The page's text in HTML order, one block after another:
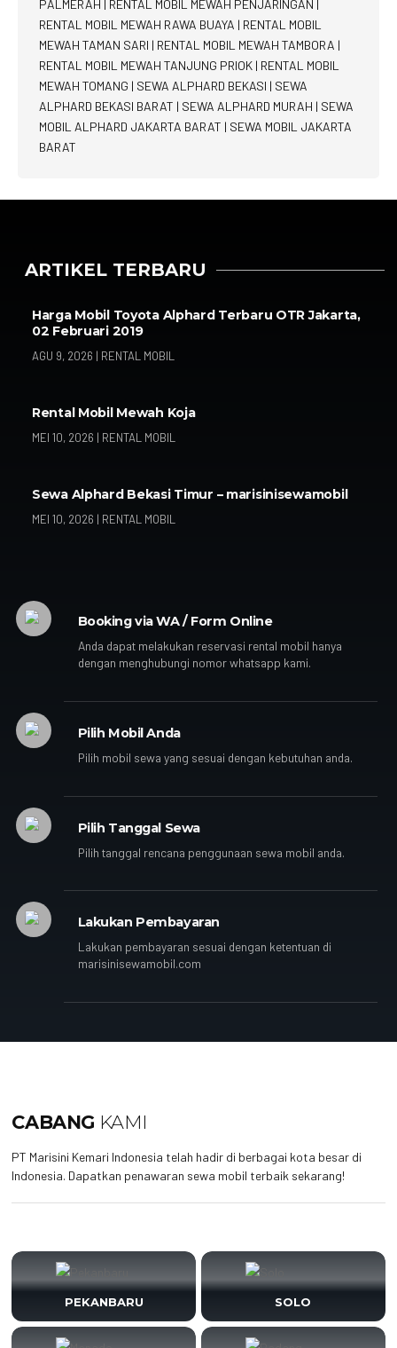
PALMERAH RENTAL MOBIL MEWAH PENJARINGAN
RENTAL MOBIL MEWAH RAWA BUAYA | RENTAL MOBIL
MEWAH TAMAN SARI | RENTAL MOBIL MEWAH TAMBORA |
RENTAL MOBIL MEWAH TANJUNG PRIOK | RENTAL MOBIL
MEWAH TOMANG | SEWA ALPHARD BEKASI | SEWA
ALPHARD BEKASI BARAT | SEWA ALPHARD MURAH | SEWA
MOBIL ALPHARD JAKARTA BARAT | SEWA MOBIL JAKARTA
BARAT
ARTIKEL TERBARU
Harga Mobil Toyota Alphard Terbaru OTR Jakarta,
02 Februari 2019
AGU 9, 2026 | RENTAL MOBIL
Rental Mobil Mewah Koja
MEI 10, 2026 | RENTAL MOBIL
Sewa Alphard Bekasi Timur – marisinisewamobil
MEI 10, 2026 | RENTAL MOBIL
Booking via WA / Form Online
Anda dapat melakukan reservasi rental mobil hanya
dengan menghubungi nomor whatsapp kami.
Pilih Mobil Anda
Pilih mobil sewa yang sesuai dengan kebutuhan anda.
Pilih Tanggal Sewa
Pilih tanggal rencana penggunaan sewa mobil anda.
Lakukan Pembayaran
Lakukan pembayaran sesuai dengan ketentuan di
marisinisewamobil.com
CABANG KAMI
PT Marisini Kemari Indonesia telah hadir di berbagai kota besar di
Indonesia. Dapatkan penawaran sewa mobil terbaik sekarang!
PEKANBARU SOLO